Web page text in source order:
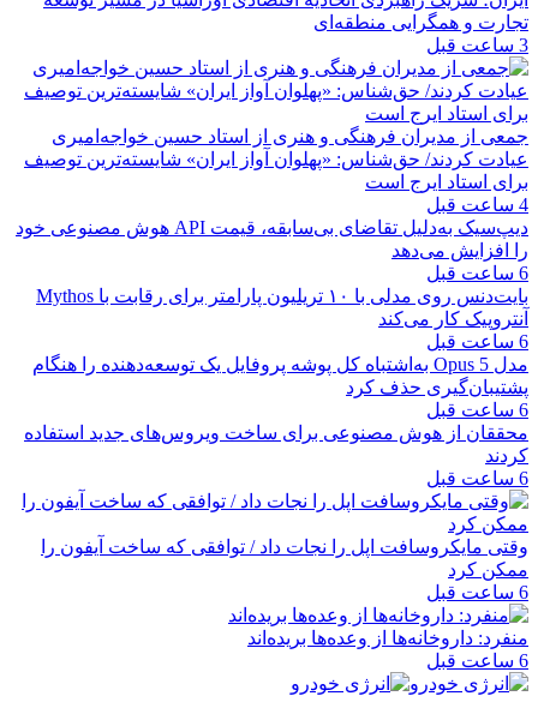
تجارت و همگرایی منطقه‌ای
3 ساعت قبل
جمعی از مدیران فرهنگی و هنری از استاد حسین خواجه‌امیری
عیادت کردند/ حق‌شناس: «پهلوان آواز ایران» شایسته‌ترین توصیف
برای استاد ایرج است
4 ساعت قبل
دیپ‌سیک به‌دلیل تقاضای بی‌سابقه، قیمت API هوش مصنوعی خود
را افزایش می‌دهد
6 ساعت قبل
بایت‌دنس روی مدلی با ۱۰ تریلیون پارامتر برای رقابت با Mythos
آنتروپیک کار می‌کند
6 ساعت قبل
مدل Opus 5 به‌اشتباه کل پوشه پروفایل یک توسعه‌دهنده را هنگام
پشتیبان‌گیری حذف کرد
6 ساعت قبل
محققان از هوش مصنوعی برای ساخت ویروس‌های جدید استفاده
کردند
6 ساعت قبل
وقتی مایکروسافت اپل را نجات داد / توافقی که ساخت آیفون را
ممکن کرد
6 ساعت قبل
منفرد: داروخانه‌ها از وعده‌ها بریده‌اند
6 ساعت قبل